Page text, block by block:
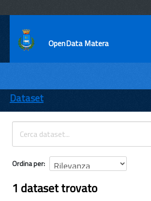
OpenData Matera
ENTI
TEMI
INFORMAZIONI
Dataset
Ordina per
1 dataset trovato